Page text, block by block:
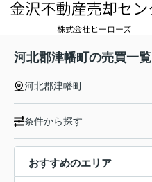
河北郡津幡町の売買一覧
河北郡津幡町
条件から探す
おすすめのエリア